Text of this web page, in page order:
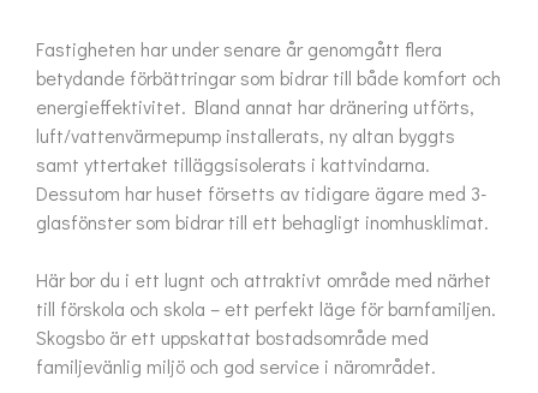
Fastigheten har under senare år genomgått flera
betydande förbättringar som bidrar till både komfort och
energieffektivitet. Bland annat har dränering utförts,
luft/vattenvärmepump installerats, ny altan byggts
samt yttertaket tilläggsisolerats i kattvindarna.
Dessutom har huset försetts av tidigare ägare med 3-
glasfönster som bidrar till ett behagligt inomhusklimat.
Här bor du i ett lugnt och attraktivt område med närhet
till förskola och skola – ett perfekt läge för barnfamiljen.
Skogsbo är ett uppskattat bostadsområde med
familjevänlig miljö och god service i närområdet.